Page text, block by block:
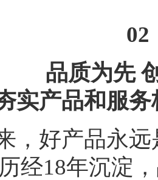
02
品质为先
实产品和服
，好产品永
经18年沉淀